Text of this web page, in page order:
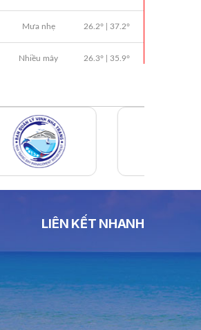
Số 706/TB-VNT: Kết Quả
Đơn Vị Tổ Chức Đấu Giá Tài
Ca Nô 200CV VNT 02 Biển
Lý Vịnh Nha Trang Về Việc
Tổ Chức Đấu Giá Tài Sản
THỦY NỘI ĐỊA HÒN MUN
THỦY NỘI ĐỊA BẾN TÀU
TRANG
939/QĐ-VNT Về Việc
6 Tháng Đầu Năm 2026
938/QĐ-VNT Về Việc
Phụ Lục Ban Hành Kèm
LIÊN KẾT NHANH